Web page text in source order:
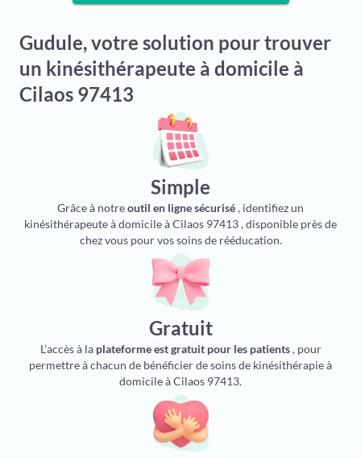
Gudule, votre solution pour trouver
un kinésithérapeute à domicile à
Cilaos 97413
Simple
Grâce à notreoutil en ligne sécurisé, identifiez un
kinésithérapeute à domicile à Cilaos 97413 , disponible près de
chez vous pour vos soins de rééducation.
Gratuit
L’accès à la plateforme est gratuit pour les patients, pour
permettre à chacun de bénéficier de soins de kinésithérapie à
domicile à Cilaos 97413.